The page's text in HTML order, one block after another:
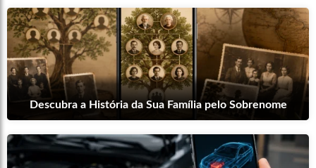
Descubra a História da Sua Família pelo Sobrenome